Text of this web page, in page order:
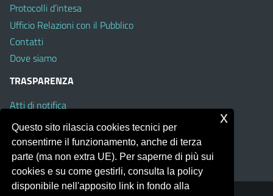
Protocolli d’intesa
Ufficio Relazioni con il Pubblico
Contatti
Dove siamo
TRASPARENZA
Atti di notifica
Albo on line
Amministrazione Trasparente
Obiettivi di Accessibilità
Questo sito rilascia cookies tecnici per
consentirne il funzionamento, anche di terza
parte (ma non extra UE). Per saperne di più sui
cookies e su come gestirli, consulta la policy
disponibile nell'apposito link in fondo alla
x